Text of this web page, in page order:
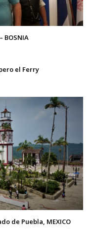
BOSNIA
el Ferry
de Puebla, MEXICO